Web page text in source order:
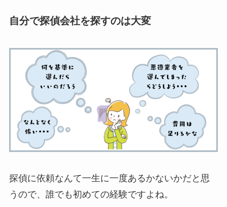
自分で探偵会社を探すのは大変
探偵に依頼なんて一生に一度あるかないかだと思
うので、誰でも初めての経験ですよね。